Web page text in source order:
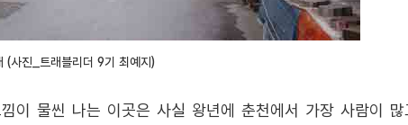
(사진_트래블리더 9기 최예지)
이 물씬 나는 이곳은 사실 왕년에 춘천에서 가장 사람이 많